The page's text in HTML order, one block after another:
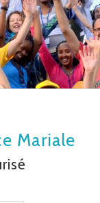
Mariale